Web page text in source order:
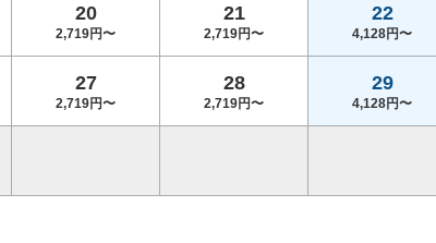
20
2,719円〜
21
2,719円〜
22
4,128円〜
27
2,719円〜
28
2,719円〜
29
4,128円〜